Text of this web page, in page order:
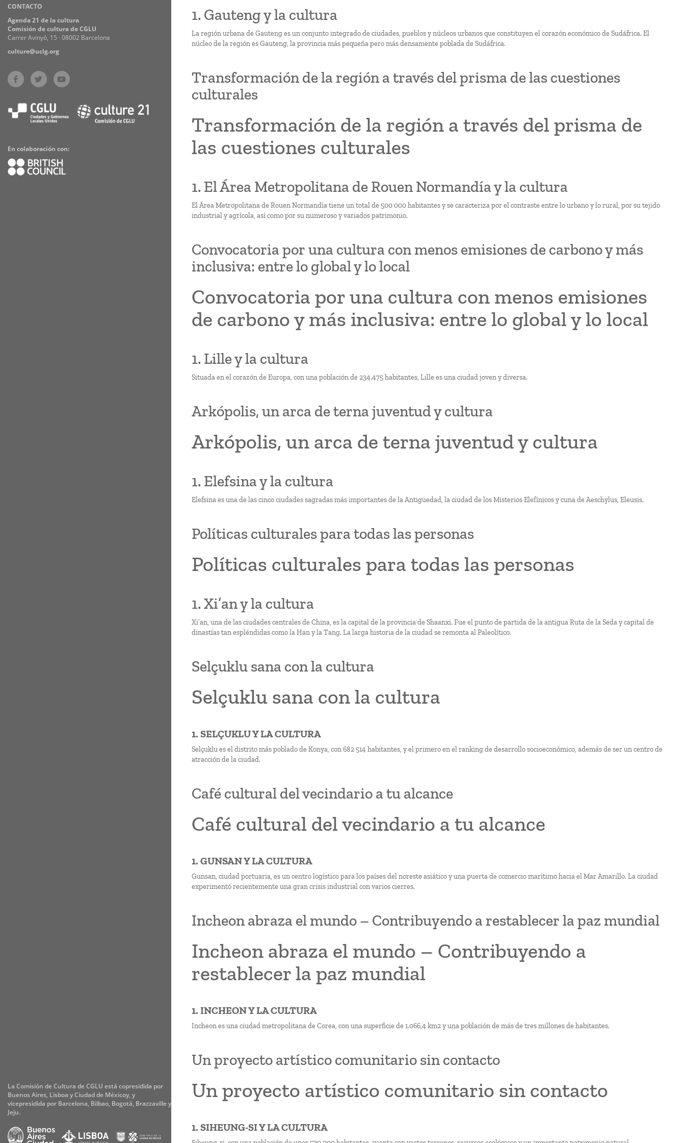
Practices
CONTACTO
Agenda 21 de la cultura
Comisión de cultura de CGLU
Carrer Avinyó, 15 · 08002 Barcelona
culture@uclg.org
La Comisión de Cultura de CGLU está copresidida por
Buenos Aires, Lisboa y Ciudad de Méxicoy, y
vicepresidida por Barcelona, Bilbao, Bogotá, Brazzaville y
Jeju.
En colaboración con:
1. Gauteng y la cultura
La región urbana de Gauteng es un conjunto integrado de ciudades, pueblos y núcleos urbanos que constituyen el corazón económico de Sudáfrica. El
núcleo de la región es Gauteng, la provincia más pequeña pero más densamente poblada de Sudáfrica.
Transformación de la región a través del prisma de las cuestiones
culturales
Transformación de la región a través del prisma de
las cuestiones culturales
1. El Área Metropolitana de Rouen Normandía y la cultura
El Área Metropolitana de Rouen Normandía tiene un total de 500 000 habitantes y se caracteriza por el contraste entre lo urbano y lo rural, por su tejido
industrial y agrícola, así como por su numeroso y variados patrimonio.
Convocatoria por una cultura con menos emisiones de carbono y más
inclusiva: entre lo global y lo local
Convocatoria por una cultura con menos emisiones
de carbono y más inclusiva: entre lo global y lo local
1. Lille y la cultura
Situada en el corazón de Europa, con una población de 234.475 habitantes, Lille es una ciudad joven y diversa.
Arkópolis, un arca de terna juventud y cultura
Arkópolis, un arca de terna juventud y cultura
1. Elefsina y la cultura
Elefsina es una de las cinco ciudades sagradas más importantes de la Antigüedad, la ciudad de los Misterios Elefínicos y cuna de Aeschylus, Eleusis.
Políticas culturales para todas las personas
Políticas culturales para todas las personas
1. Xi’an y la cultura
Xi’an, una de las ciudades centrales de China, es la capital de la provincia de Shaanxi. Fue el punto de partida de la antigua Ruta de la Seda y capital de
dinastías tan espléndidas como la Han y la Tang. La larga historia de la ciudad se remonta al Paleolítico.
Selçuklu sana con la cultura
Selçuklu sana con la cultura
1. SELÇUKLU Y LA CULTURA
Selçuklu es el distrito más poblado de Konya, con 682 514 habitantes, y el primero en el ranking de desarrollo socioeconómico, además de ser un centro de
atracción de la ciudad.
Café cultural del vecindario a tu alcance
Café cultural del vecindario a tu alcance
1. GUNSAN Y LA CULTURA
Gunsan, ciudad portuaria, es un centro logístico para los países del noreste asiático y una puerta de comercio marítimo hacia el Mar Amarillo. La ciudad
experimentó recientemente una gran crisis industrial con varios cierres.
Incheon abraza el mundo – Contribuyendo a restablecer la paz mundial
Incheon abraza el mundo – Contribuyendo a
restablecer la paz mundial
1. INCHEON Y LA CULTURA
Incheon es una ciudad metropolitana de Corea, con una superficie de 1.066,4 km2 y una población de más de tres millones de habitantes.
Un proyecto artístico comunitario sin contacto
Un proyecto artístico comunitario sin contacto
1. SIHEUNG-SI Y LA CULTURA